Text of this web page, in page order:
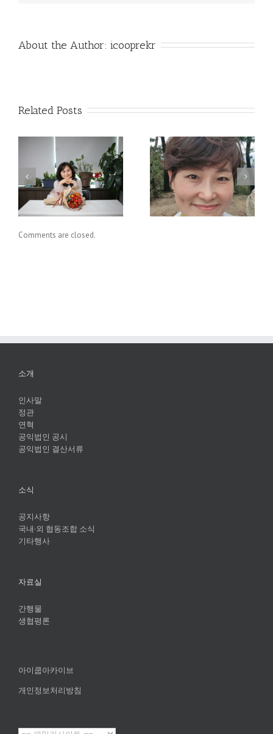
About the Author: icooprekr
Related Posts
지속가능한 지구를 응
원하니? 그럼, 멸균팩
재활용, 알아보자.
가고 싶은 길과 가야 할
길
Comments are closed.
소개
인사말
정관
연혁
공익법인 공시
공익법인 결산서류
소식
공지사항
국내·외 협동조합 소식
기타행사
자료실
간행물
생협평론
아이쿱아카이브
개인정보처리방침